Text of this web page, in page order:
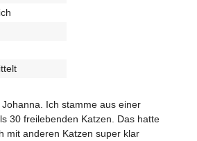
Ich stamme aus einer
30 freilebenden Katzen. Das hatte
mit anderen Katzen super klar